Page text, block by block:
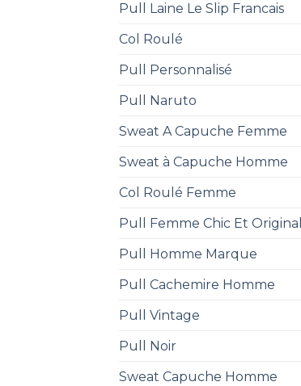
Pull Laine Le Slip Francais
Col Roulé
Pull Personnalisé
Pull Naruto
Sweat A Capuche Femme
Sweat à Capuche Homme
Col Roulé Femme
Pull Femme Chic Et Original
Pull Homme Marque
Pull Cachemire Homme
Pull Vintage
Pull Noir
Sweat Capuche Homme